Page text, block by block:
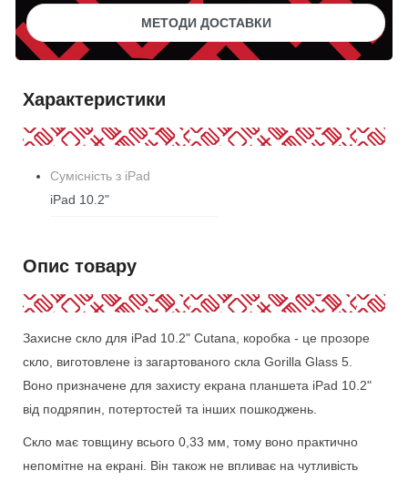
МЕТОДИ ДОСТАВКИ
Характеристики
Сумісність з iPad
iPad 10.2"
Опис товару
Захисне скло для iPad 10.2" Cutana, коробка - це прозоре
скло, виготовлене із загартованого скла Gorilla Glass 5.
Воно призначене для захисту екрана планшета iPad 10.2"
від подряпин, потертостей та інших пошкоджень.
Скло має товщину всього 0,33 мм, тому воно практично
непомітне на екрані. Він також не впливає на чутливість